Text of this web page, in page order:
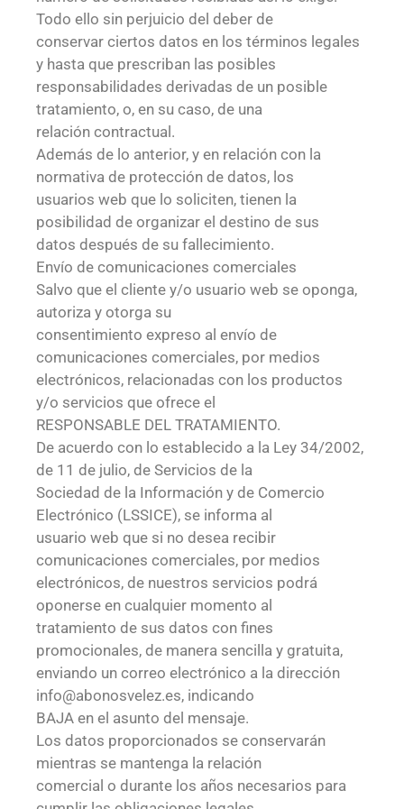
Todo ello sin perjuicio del deber de
conservar ciertos datos en los términos legales
y hasta que prescriban las posibles
responsabilidades derivadas de un posible
tratamiento, o, en su caso, de una
relación contractual.
Además de lo anterior, y en relación con la
normativa de protección de datos, los
usuarios web que lo soliciten, tienen la
posibilidad de organizar el destino de sus
datos después de su fallecimiento.
Envío de comunicaciones comerciales
Salvo que el cliente y/o usuario web se oponga,
autoriza y otorga su
consentimiento expreso al envío de
comunicaciones comerciales, por medios
electrónicos, relacionadas con los productos
y/o servicios que ofrece el
RESPONSABLE DEL TRATAMIENTO.
De acuerdo con lo establecido a la Ley 34/2002,
de 11 de julio, de Servicios de la
Sociedad de la Información y de Comercio
Electrónico (LSSICE), se informa al
usuario web que si no desea recibir
comunicaciones comerciales, por medios
electrónicos, de nuestros servicios podrá
oponerse en cualquier momento al
tratamiento de sus datos con fines
promocionales, de manera sencilla y gratuita,
enviando un correo electrónico a la dirección
info@abonosvelez.es, indicando
BAJA en el asunto del mensaje.
Los datos proporcionados se conservarán
mientras se mantenga la relación
comercial o durante los años necesarios para